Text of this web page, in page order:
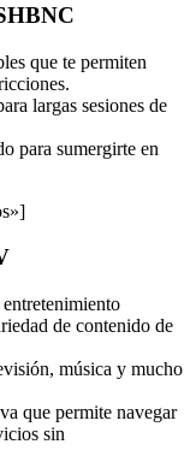
que te permiten
largas sesiones de
para sumergirte en
de contenido de
música y mucho
que permite navegar
sin